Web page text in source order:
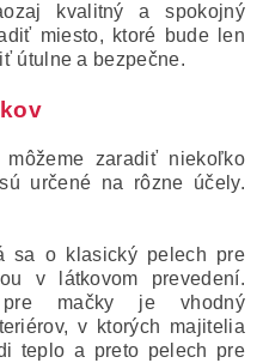
kvalitný a spokojný
miesto, ktoré bude len
útulne a bezpečne.
zaradiť niekoľko
určené na rôzne účely.
sa o klasický pelech pre
v látkovom prevedení.
mačky je vhodný
v ktorých majitelia
teplo a preto pelech pre